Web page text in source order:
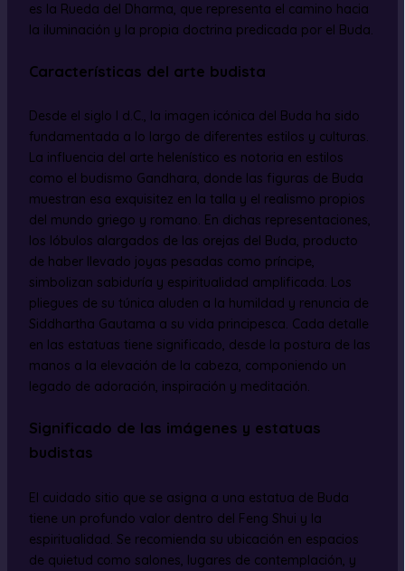
es la Rueda del Dharma, que representa el camino hacia
la iluminación y la propia doctrina predicada por el Buda.
Características del arte budista
Desde el siglo I d.C., la imagen icónica del Buda ha sido
fundamentada a lo largo de diferentes estilos y culturas.
La influencia del arte helenístico es notoria en estilos
como el budismo Gandhara, donde las figuras de Buda
muestran esa exquisitez en la talla y el realismo propios
del mundo griego y romano. En dichas representaciones,
los lóbulos alargados de las orejas del Buda, producto
de haber llevado joyas pesadas como príncipe,
simbolizan sabiduría y espiritualidad amplificada. Los
pliegues de su túnica aluden a la humildad y renuncia de
Siddhartha Gautama a su vida principesca. Cada detalle
en las estatuas tiene significado, desde la postura de las
manos a la elevación de la cabeza, componiendo un
legado de adoración, inspiración y meditación.
Significado de las imágenes y estatuas
budistas
El cuidado sitio que se asigna a una estatua de Buda
tiene un profundo valor dentro del Feng Shui y la
espiritualidad. Se recomienda su ubicación en espacios
de quietud como salones, lugares de contemplación, y